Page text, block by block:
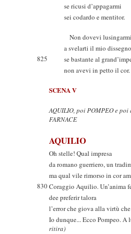
se ricusi d’appagarmi
sei codardo e mentitor.
Non dovevi lusingarmi
a svelarti il mio
825
se bastante al
non avevi in petto il cor.
SCENA V
AQUILIO, poi POMPEO e
FARNACE
AQUILIO
Oh stelle! Qual impresa
da romano guerriero, un
ma qual vile rimorso in cor
830Coraggio Aquilio. Un’anima
dee preferir talora
l’error che giova alla virtù
Io dunque... Ecco Pompeo. A
ritira)